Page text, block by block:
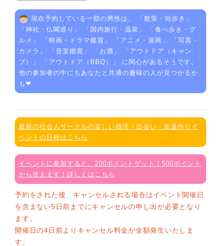
現在予約している一部の男性は、 「散策・街歩き 」
「神社・仏閣巡り 」 「 国内旅行・温泉 」 「食べ歩き・グ
ルメ 」 「映画・ドラマ鑑賞 」 「 アニメ・漫画 」 「写真・
カメラ 」 「音楽鑑賞 」 「 お酒 」 「 アウトドア（キャン
プ）
」 「 アウトドア（BBQ）
」 に関心があるそうです。
他の参加者の中にもあなたと共通の趣味の人が見つかるか
も❤
最新の社会人サークルの楽しい婚活・出会い・友達作りイ
ベントの日程はこちら
イベントに参加すると、200ポイントゲット！500ポイント
から使えます！詳しくはこちら
予約をされた後、キャンセルされる場合はイベント開催日
を含まない5日前までにキャンセルの申し出が必要となり
ます。
開催日の4日前よりキャンセル料金が全額発生いたしま
す。